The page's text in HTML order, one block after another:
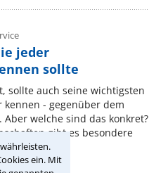
ein. Mit
jeder
sollte
sollte auch seine wichtigsten
kennen - gegenüber dem
welche sind das konkret?
gibt es besondere